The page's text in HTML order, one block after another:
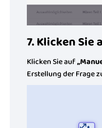
7. Klicken
Klicken Sie auf
Erstellung der Frage